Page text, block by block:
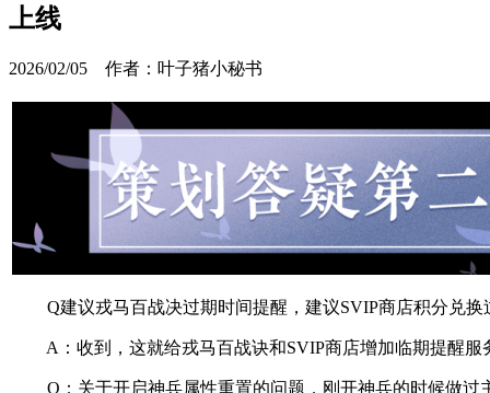
上线
2026/02/05 作者：叶子猪小秘书
Q建议戎马百战决过期时间提醒，建议SVIP商店积分兑换
A：收到，这就给戎马百战诀和SVIP商店增加临期提醒服
Q：关于开启神兵属性重置的问题，刚开神兵的时候做过